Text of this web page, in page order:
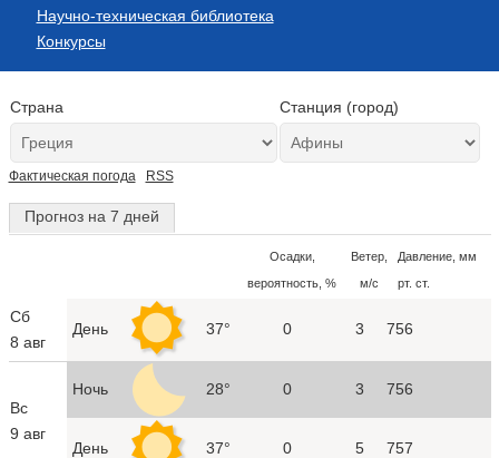
Научно-техническая библиотека
Конкурсы
Страна Станция (город)
Фактическая погода RSS
Прогноз на 7 дней
Осадки,
вероятность, %
Ветер,
м/с
Давление, мм
рт. ст.
Сб
8 авг
День 37° 0 3 756
Вс
9 авг
Ночь 28° 0 3 756
День 37° 0 5 757